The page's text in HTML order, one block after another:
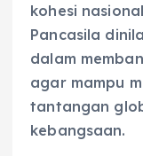
kohesi
Pancasila
dalam
agar mampu
tantangan
kebangsaan.